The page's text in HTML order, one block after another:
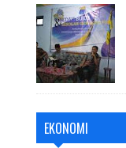
EKONOMI